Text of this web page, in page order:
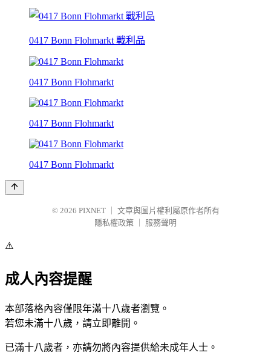
0417 Bonn Flohmarkt 戰利品
0417 Bonn Flohmarkt
0417 Bonn Flohmarkt
0417 Bonn Flohmarkt
© 2026 PIXNET
文章與圖片權利屬原作者所有
隱私權政策
服務聲明
⚠️
成人內容提醒
本部落格內容僅限年滿十八歲者瀏覽。
若您未滿十八歲，請立即離開。
已滿十八歲者，亦請勿將內容提供給未成年人士。